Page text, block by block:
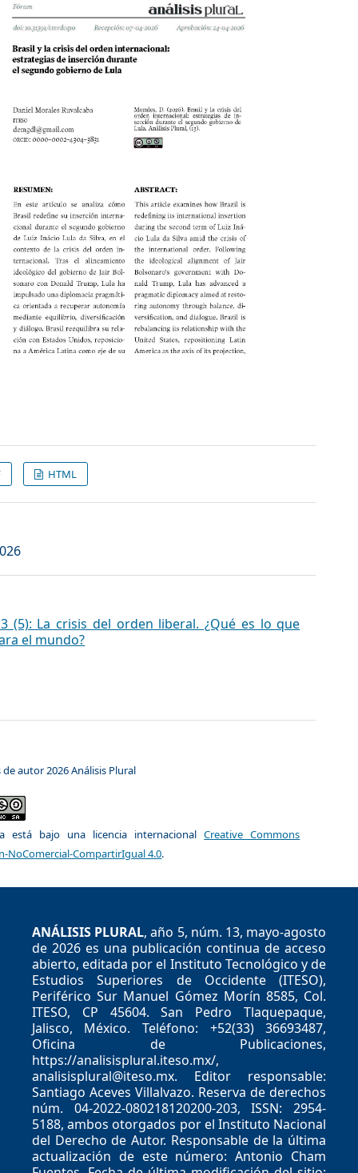
HTML
(5): ​​La crisis del orden liberal. ¿Qué es lo que
el mundo?
autor 2026 Análisis Plural
está bajo una licencia internacionalCreative Commons
NoComercial-CompartirIgual 4.0.
ANÁLISIS PLURAL, año 5, núm. 13, mayo-agosto
de 2026 es una publicación continua de acceso
abierto, editada por el Instituto Tecnológico y de
Estudios Superiores de Occidente (ITESO),
Periférico Sur Manuel Gómez Morín 8585, Col.
ITESO, CP 45604. San Pedro Tlaquepaque,
Jalisco, México. Teléfono: +52(33) 36693487,
Oficina de Publicaciones,
https://analisisplural.iteso.mx/,
analisisplural@iteso.mx. Editor responsable:
Santiago Aceves Villalvazo. Reserva de derechos
núm. 04-2022-080218120200-203, ISSN: 2954-
5188, ambos otorgados por el Instituto Nacional
del Derecho de Autor. Responsable de la última
actualización de este número: Antonio Cham